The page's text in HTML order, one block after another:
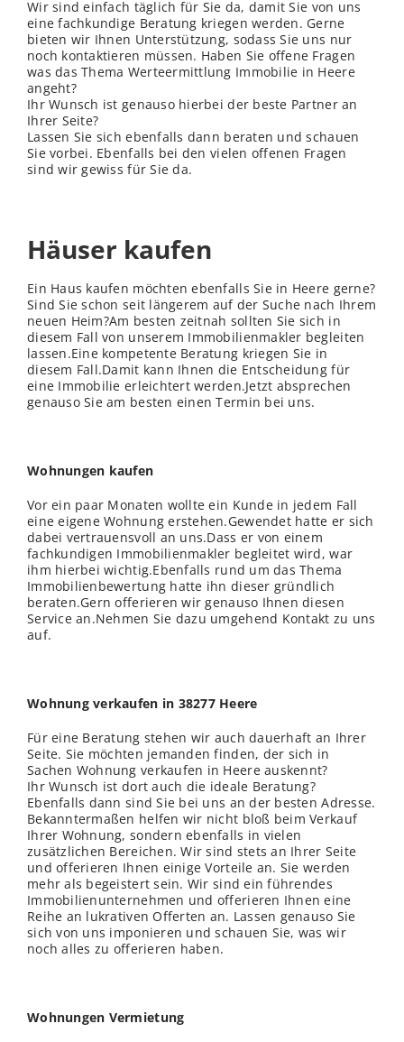
Wir sind einfach täglich für Sie da, damit Sie von uns
eine fachkundige Beratung kriegen werden. Gerne
bieten wir Ihnen Unterstützung, sodass Sie uns nur
noch kontaktieren müssen. Haben Sie offene Fragen
was das Thema Werteermittlung Immobilie in Heere
angeht?
Ihr Wunsch ist genauso hierbei der beste Partner an
Ihrer Seite?
Lassen Sie sich ebenfalls dann beraten und schauen
Sie vorbei. Ebenfalls bei den vielen offenen Fragen
sind wir gewiss für Sie da.
Häuser kaufen
Ein Haus kaufen möchten ebenfalls Sie in Heere gerne?
Sind Sie schon seit längerem auf der Suche nach Ihrem
neuen Heim?Am besten zeitnah sollten Sie sich in
diesem Fall von unserem Immobilienmakler begleiten
lassen.Eine kompetente Beratung kriegen Sie in
diesem Fall.Damit kann Ihnen die Entscheidung für
eine Immobilie erleichtert werden.Jetzt absprechen
genauso Sie am besten einen Termin bei uns.
Wohnungen kaufen
Vor ein paar Monaten wollte ein Kunde in jedem Fall
eine eigene Wohnung erstehen.Gewendet hatte er sich
dabei vertrauensvoll an uns.Dass er von einem
fachkundigen Immobilienmakler begleitet wird, war
ihm hierbei wichtig.Ebenfalls rund um das Thema
Immobilienbewertung hatte ihn dieser gründlich
beraten.Gern offerieren wir genauso Ihnen diesen
Service an.Nehmen Sie dazu umgehend Kontakt zu uns
auf.
Wohnung verkaufen in 38277 Heere
Für eine Beratung stehen wir auch dauerhaft an Ihrer
Seite. Sie möchten jemanden finden, der sich in
Sachen Wohnung verkaufen in Heere auskennt?
Ihr Wunsch ist dort auch die ideale Beratung?
Ebenfalls dann sind Sie bei uns an der besten Adresse.
Bekanntermaßen helfen wir nicht bloß beim Verkauf
Ihrer Wohnung, sondern ebenfalls in vielen
zusätzlichen Bereichen. Wir sind stets an Ihrer Seite
und offerieren Ihnen einige Vorteile an. Sie werden
mehr als begeistert sein. Wir sind ein führendes
Immobilienunternehmen und offerieren Ihnen eine
Reihe an lukrativen Offerten an. Lassen genauso Sie
sich von uns imponieren und schauen Sie, was wir
noch alles zu offerieren haben.
Wohnungen Vermietung